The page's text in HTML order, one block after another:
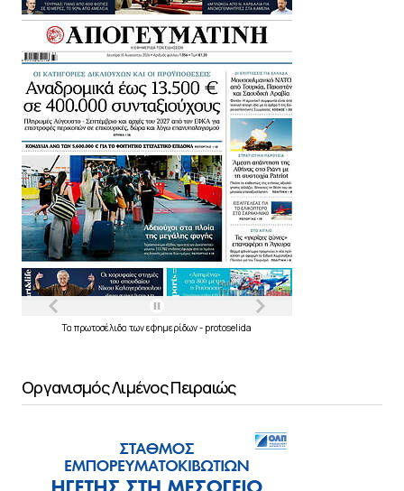
Τα πρωτοσέλιδα τωνεφημερίδων- protoselida
Οργανισμός Λιμένος Πειραιώς